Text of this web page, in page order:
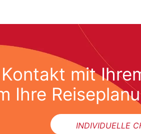
mit
Ihre
INDIVIDUELLE